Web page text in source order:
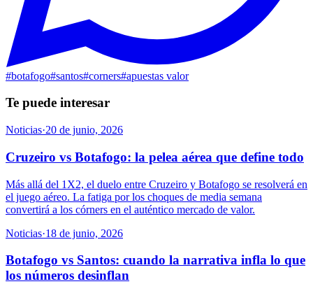
#botafogo#santos#corners#apuestas valor
Te puede interesar
Noticias·20 de junio, 2026
Cruzeiro vs Botafogo: la pelea aérea que define todo
Más allá del 1X2, el duelo entre Cruzeiro y Botafogo se resolverá en
el juego aéreo. La fatiga por los choques de media semana
convertirá a los córners en el auténtico mercado de valor.
Noticias·18 de junio, 2026
Botafogo vs Santos: cuando la narrativa infla lo que
los números desinflan